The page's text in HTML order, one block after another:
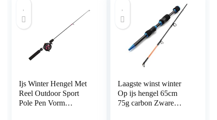
Ijs Winter Hengel Met
Reel Outdoor Sport
Pole Pen Vorm
Laagste winst winter
Op ijs hengel 65cm
75g carbon Zware